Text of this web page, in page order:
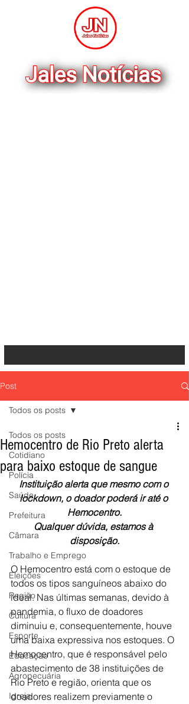
Post
Todos os posts
Cotidiano
Polícia
Saúde
Prefeitura
Câmara
Trabalho e Emprego
Eleições
Região
Cultura
Esporte
Educação
Agropecuária
Igreja
Todos os posts
Hemocentro de Rio Preto alerta
para baixo estoque de sangue
Instituição alerta que mesmo com o
lockdown, o doador poderá ir até o
Hemocentro.
Qualquer dúvida, estamos à
disposição.
O Hemocentro está com o estoque de
todos os tipos sanguíneos abaixo do
ideal. Nas últimas semanas, devido à
pandemia, o fluxo de doadores
diminuiu e, consequentemente, houve
uma baixa expressiva nos estoques. O
Hemocentro, que é responsável pelo
abastecimento de 38 instituições de
Rio Preto e região, orienta que os
doadores realizem previamente o